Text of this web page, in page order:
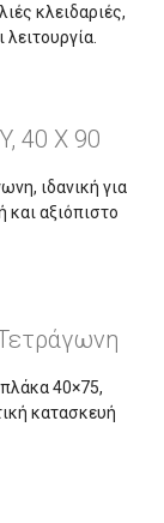
κλειδαριές,
40 X 90
ιδανική για
αξιόπιστο
40×75,
κατασκευή